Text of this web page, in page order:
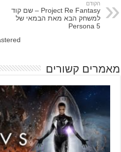
הקודם
Project Re Fantasy – שם קוד
למשחק הבא מאת הבמאי של
Persona 5
מאמרים קשורים